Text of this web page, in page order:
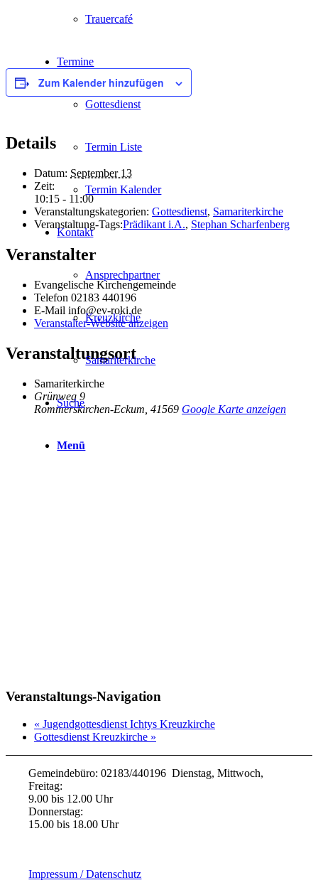
Trauercafé
Termine
Gottesdienst
Termin Liste
Termin Kalender
Kontakt
Ansprechpartner
Kreuzkirche
Samariterkirche
Suche
Menü
Zum Kalender hinzufügen
Details
Datum: September 13
Zeit:
10:15 - 11:00
Veranstaltungskategorien: Gottesdienst, Samariterkirche
Veranstaltung-Tags:Prädikant i.A., Stephan Scharfenberg
Veranstalter
Evangelische Kirchengemeinde
Telefon 02183 440196
E-Mail info@ev-roki.de
Veranstalter-Website anzeigen
Veranstaltungsort
Samariterkirche
Grünweg 9
Rommerskirchen-Eckum 41569 Google Karte anzeigen
Veranstaltungs-Navigation
« Jugendgottesdienst Ichtys Kreuzkirche
Gottesdienst Kreuzkirche »
Gemeindebüro: 02183/440196 Dienstag, Mittwoch,
Freitag:
9.00 bis 12.00 Uhr
Donnerstag:
15.00 bis 18.00 Uhr
Impressum / Datenschutz